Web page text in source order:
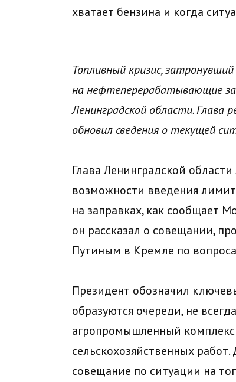
хватает бензина и когда
Топливный кризис,
на нефтеперерабатывающие
Ленинградской области. Глава
обновил сведения о текущей
Глава Ленинградской
возможности введения
на заправках, как сообщает
он рассказал о совещании,
Путиным в Кремле по
Президент обозначил
образуются очереди, не
агропромышленный
сельскохозяйственных
совещание по ситуации на